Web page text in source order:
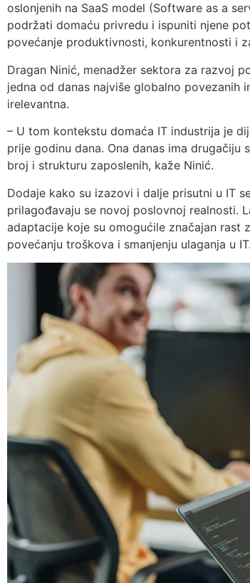
oslonjenih na SaaS model (Software as a
podržati domaću privredu i ispuniti njene
povećanje produktivnosti, konkurentnosti i
Dragan Ninić, menadžer sektora za razvoj
jedna od danas najviše globalno povezanih
irelevantna.
– U tom kontekstu domaća IT industrija je
prije godinu dana. Ona danas ima
broj i strukturu zaposlenih, kaže Ninić.
Dodaje kako su izazovi i dalje prisutni u IT
prilagođavaju se novoj poslovnoj realnosti.
adaptacije koje su omogućile značajan rast
povećanju troškova i smanjenju ulaganja u IT.